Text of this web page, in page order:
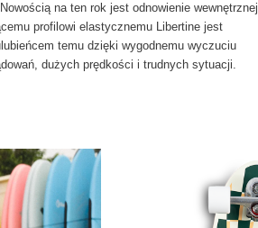
na ten rok jest odnowienie wewnętrznej
profilowi ​​elastycznemu Libertine jest
temu dzięki wygodnemu wyczuciu
dużych prędkości i trudnych sytuacji.